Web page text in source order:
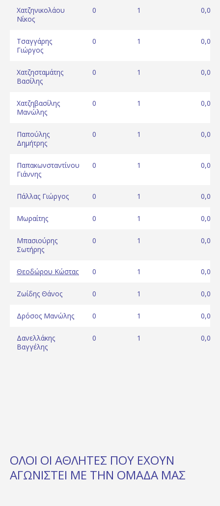
Χατζηνικολάου
Νίκος
0 1 0,00
Τσαγγάρης
Γιώργος
0 1 0,00
Χατζησταμάτης
Βασίλης
0 1 0,00
Χατζηβασίλης
Μανώλης
0 1 0,00
Παπούλης
Δημήτρης
0 1 0,00
Παπακωνσταντίνου
Γιάννης
0 1 0,00
Πάλλας Γιώργος 0 1 0,00
Μωραίτης 0 1 0,00
Μπασιούρης
Σωτήρης
0 1 0,00
Θεοδώρου Κώστας 0 1 0,00
Ζωίδης Θάνος 0 1 0,00
Δρόσος Μανώλης 0 1 0,00
Δανελλάκης
Βαγγέλης
0 1 0,00
ΟΛΟΙ ΟΙ ΑΘΛΗΤΈΣ ΠΟΥ ΈΧΟΥΝ
ΑΓΩΝΙΣΤΕΊ ΜΕ ΤΗΝ ΟΜΆΔΑ ΜΑΣ